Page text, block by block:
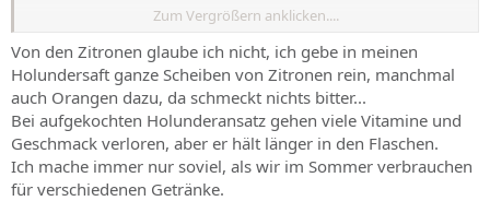
Ich bleibe dabei. Entweder kommt das von den Zitronen oder
es ist irgendwie verdorben.
Ich lasse das Wasser mit den Blüten (ich nehme sehr viele) immer
nur einen Tag stehen. Dann kommt der Zucker und Zitronensaft
dazu und wird aufgekocht und heiß abgefüllt. Ich mache immer Saft
zu Zucker 1:1 weil das am besten konserviert.
Zum Vergrößern anklicken....
Von den Zitronen glaube ich nicht, ich gebe in meinen
Holundersaft ganze Scheiben von Zitronen rein, manchmal
auch Orangen dazu, da schmeckt nichts bitter...
Bei aufgekochten Holunderansatz gehen viele Vitamine und
Geschmack verloren, aber er hält länger in den Flaschen.
Ich mache immer nur soviel, als wir im Sommer verbrauchen
für verschiedenen Getränke.